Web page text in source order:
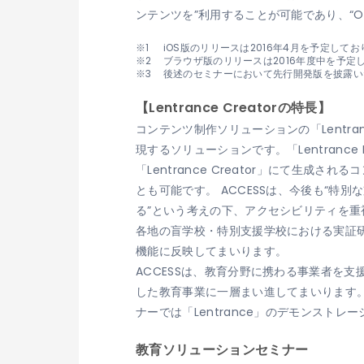
ンテンツを”利用することが可能であり
iOS版のリリースは2016年4月を予定してお
ブラウザ版のリリースは2016年度中を予定
後述のセミナーにおいて先行開発版を披露
【Lentrance Creatorの特長】
コンテンツ制作ソリューションの「
現するソリューションです。「Lentrance
「Lentrance Creator」にて生成されるコ
とも可能です。 ACCESSは、今後も“特
る”という考えの下、アクセシビリティを
各地の盲学校・特別支援学校における実
機能に反映してまいります。
ACCESSは、教育分野に携わる事業者を
した教育事業に一層まい進してまいりま
ナーでは「Lentrance」のデモンストレー
教育ソリューションセミナー